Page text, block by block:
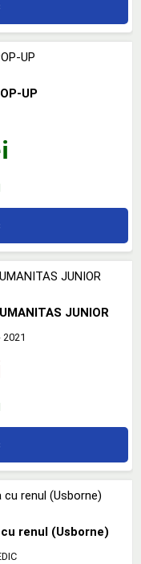
UP
JUNIOR
2021
renul (Usborne)